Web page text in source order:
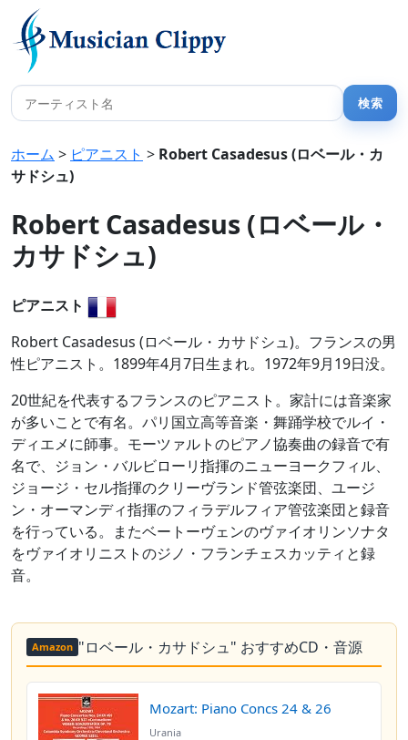
ホーム > ピアニスト > Robert Casadesus (ロベール・カ
サドシュ)
Robert Casadesus (ロベール・
カサドシュ)
ピアニスト
Robert Casadesus (ロベール・カサドシュ)。フランスの男
性ピアニスト。1899年4月7日生まれ。1972年9月19日没。
20世紀を代表するフランスのピアニスト。家計には音楽家
が多いことで有名。パリ国立高等音楽・舞踊学校でルイ・
ディエメに師事。モーツァルトのピアノ協奏曲の録音で有
名で、ジョン・バルビローリ指揮のニューヨークフィル、
ジョージ・セル指揮のクリーヴランド管弦楽団、ユージ
ン・オーマンディ指揮のフィラデルフィア管弦楽団と録音
を行っている。またベートーヴェンのヴァイオリンソナタ
をヴァイオリニストのジノ・フランチェスカッティと録
音。
Amazon "ロベール・カサドシュ" おすすめCD・音源
Mozart: Piano Concs 24 & 26
Urania